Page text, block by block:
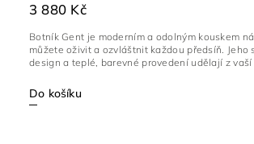
3 880 Kč
Do košíku
Botník Gent je moderním a odolným kouskem
můžete oživit a ozvláštnit každou předsíň. Jeho
design a teplé, barevné provedení udělají z vaší